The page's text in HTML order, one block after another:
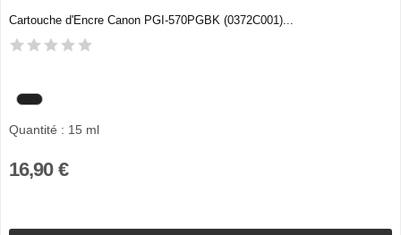
Cartouche d'Encre Canon PGI-570PGBK (0372C001)...
Quantité : 15 ml
16,90 €